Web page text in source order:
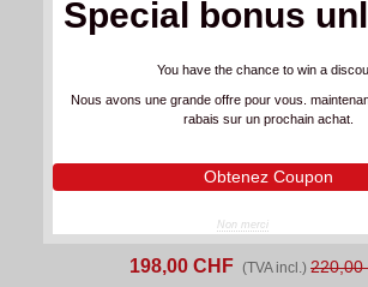
Special bonus
You have the chance to win a
Nous avons une grande offre pour vous.
rabais sur un prochain achat.
Obtenez Coupon
Non merci
Pas disponible
Chaussures Forma ADV Kite
198,00 CHF (TVA incl.) 220,00